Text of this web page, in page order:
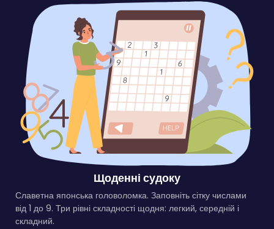
Щоденні судоку
Славетна японська головоломка. Заповніть сітку числами
від 1 до 9. Три рівні складності щодня: легкий, середній і
складний.